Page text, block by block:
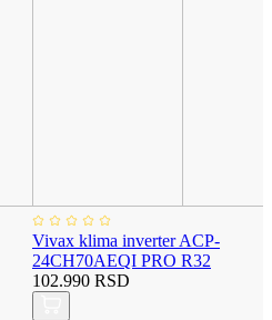
Vivax klima inverter ACP-
24CH70AEQI PRO R32
102.990 RSD